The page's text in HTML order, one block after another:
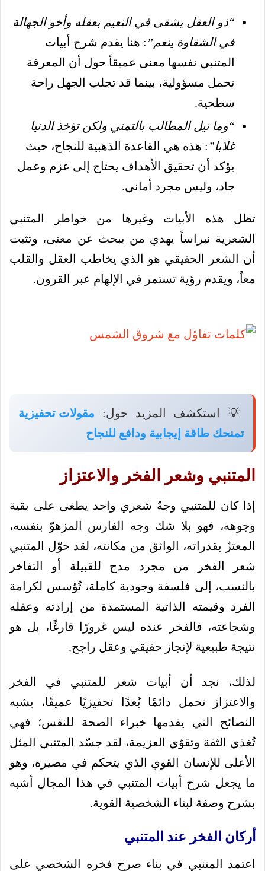
“ذو العقل يشقى في النعيم بعقله وأخو الجهالة
في الشقاوة ينعم” : هنا يقدم شرح أبيات
المتنبي نفسها معنى عميقاً حول أن المعرفة
تحمل مسؤولية، بينما قد تجلب الجهل راحة
سطحية.
“وما نيل المطالب بالتمني ولكن تؤخذ الدنيا
غلابا” : هذه هي القاعدة الذهبية للنجاح، حيث
يؤكد أن تحقيق الأهداف يحتاج إلى عزم وعمل
جاد، وليس مجرد أماني.
تظل هذه الأبيات وغيرها من خواطر المتنبي
الشعرية نبراساً يهدي من يبحث عن معنى، وتثبت
أن الشعر الحقيقي هو الذي يخاطب العقل والقلب
معاً، ويقدم رؤية تستمر في الإلهام عبر القرون.
💡 استكشف المزيد حول: مقولات تحفيزية
تمنحك طاقة إيجابية ودافع للنجاح
المتنبي وشعر الفخر والاعتزاز
إذا كان للمتنبي وجهٌ شعري واحد يطغى على بقية
وجوهه، فهو بلا شك وجه الفارس المزهوّ بنفسه،
المعتزّ بقدراته، الواثق من مكانته، لقد حوّل المتنبي
شعر الفخر من مجرد مدح للقبيلة أو التفاخر
بالنسب، إلى فلسفة وجودية كاملة، تُؤسس لكرامة
الفرد وقيمته الذاتية المستمدة من إرادته وعقله
وشجاعته، فالفخر عنده ليس غرورًا فارغًا، بل هو
نتيجة طبيعية لإنجاز حقيقي وعقل راجح.
لذلك، نجد أن أبيات شعر للمتنبي في الفخر
والاعتزاز تحمل دائمًا بُعدًا تحفيزيًا عميقًا، يشبه
النصائح التي يقدمها خبراء الصحة للنفس؛ فهي
تُغذي الثقة وتقوّي العزيمة، لقد جسّد المتنبي المثل
الأعلى للإنسان القوي الذي يتحكم في مصيره، وهو
ما يجعل شرح أبيات المتنبي في هذا المجال أشبه
بشرح وصفة لبناء الشخصية القوية.
أركان الفخر عند المتنبي
اعتمد المتنبي في بناء صرح فخره الشخصي على